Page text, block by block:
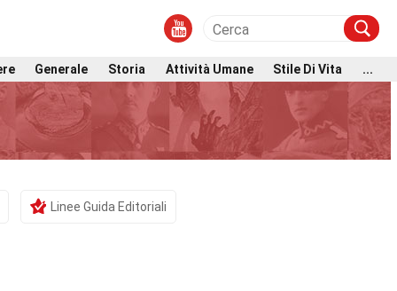
Generale Storia Attività Umane Stile Di Vita
...
Linee Guida Editoriali